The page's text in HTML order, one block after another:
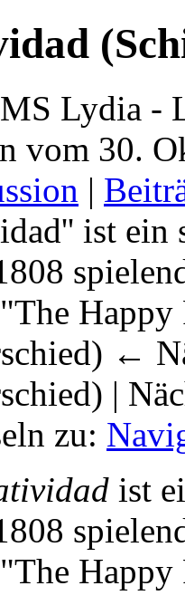
Lydia -
vom 30.
|
ist ein
Happy
←
|
zu:
ist
Happy